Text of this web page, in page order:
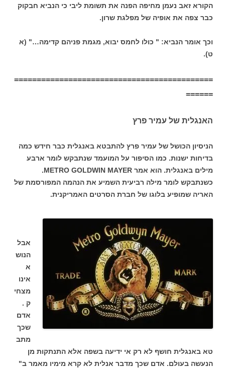
הקורא זאב נעמן מחיפה הפנה את תשומת ליבי כי הנביא חבקוק
כבר צפה את אופיה של מפלגת שרון.
וכך אומר הנביא: " כולו לחמס יבוא, מגמת פניהם קדימה…" (א
ט).
============================================
======
האנגלית של עמיר פרץ
הניסיון הכושל של עמיר פרץ להתבטא באנגלית כבר חידש כמה
בדיחות ישנות. כמו הסיפור על המועמד שנתבקש לומר ארבע
מילים באנגלית. הוא אמר METRO GOLDWIN MAYER.
כשנתבקש לומר מילה רביעית השמיע את הנהמה המפורסמת של
האריה שמופיע בלוגו של חברת הסרטים האמריקנית.
אבל
הנוש
א
אינו
מצחי
ק .
אדם
שכך
מתב
טא באנגלית חושף לא רק אי ידיעה בשפה אלא התנתקות מן
הנעשה בעולם. אדם שכך מדבר אנלית לא קרא מימיו מאמר ב"